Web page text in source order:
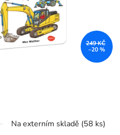
Na externím skladě (58 ks)
249 KČ
–20 %